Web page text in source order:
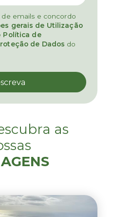
emails e concordo
gerais de Utilização
Política de
de Dados do
as